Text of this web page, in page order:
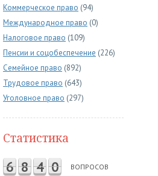
Коммерческое право (94)
Международное право (0)
Налоговое право (109)
Пенсии и соцобеспечение (226)
Семейное право (892)
Трудовое право (643)
Уголовное право (297)
Статистика
6 8 4 0 ВОПРОСОВ